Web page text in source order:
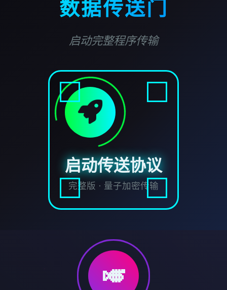
数据传送门
启动完整程序传输
启动传送协议
完整版 · 量子加密传输
🎺